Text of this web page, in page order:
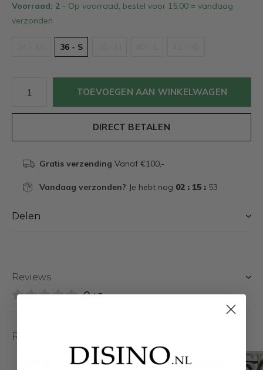
Voorraad: 2 - Op voorraad, bestel voor 15:00 = vandaag
verzonden
36 - S
TOEVOEGEN AAN WINKELWAGEN
DIRECT BETALEN
Gratis verzending Vanaf €100,-
Vandaag verzonden? Je hebt nog 02 : 15 : 52
Delen
Reviews
0/ 5
Related articles